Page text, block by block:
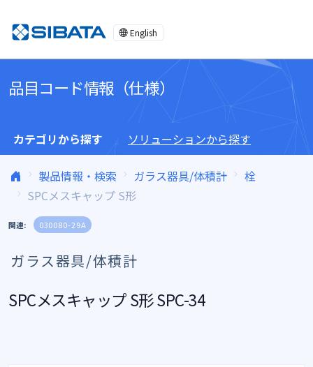
English
品目コード情報（仕様）
カテゴリから探す ソリューションから探す
製品情報・検索 ガラス器具/体積計
栓
SPCメスキャップ S形
関連: 030080-29A
ガラス器具/体積計
SPCメスキャップ S形 SPC-34